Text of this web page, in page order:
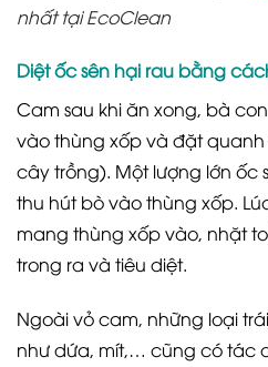
nhất tại EcoClean
Diệt ốc sên hại rau bằng
Cam sau khi ăn xong, bà
vào thùng xốp và đặt
cây trồng). Một lượng lớn ốc
thu hút bò vào thùng xốp.
mang thùng xốp vào, nhặt
trong ra và tiêu diệt.
Ngoài vỏ cam, những loại
như dứa, mít,… cũng có tác